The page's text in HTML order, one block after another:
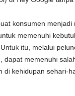
konsumen
memenuhi
itu, melalui
memenuhi
kehidupan sehari-